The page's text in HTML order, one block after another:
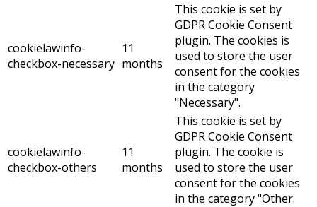
cookielawinfo-
checkbox-necessary
11
months
This cookie is set by
GDPR Cookie Consent
plugin. The cookies is
used to store the user
consent for the cookies
in the category
"Necessary".
cookielawinfo-
checkbox-others
11
months
This cookie is set by
GDPR Cookie Consent
plugin. The cookie is
used to store the user
consent for the cookies
in the category "Other.